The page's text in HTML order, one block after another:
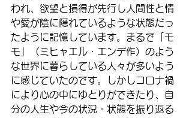
われ、欲望と損得が先行し人間性と情
や愛が陰に隠れているような状態だっ
たように記憶しています。まるで「モ
モ」（ミヒャエル・エンデ作）のよう
な世界に暮らしている人々が多いよう
に感じていたのです。しかしコロナ禍
により心の中にゆとりができたり、自
分の人生や今の状況・状態を振り返る